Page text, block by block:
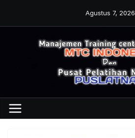
Agustus 7, 2026